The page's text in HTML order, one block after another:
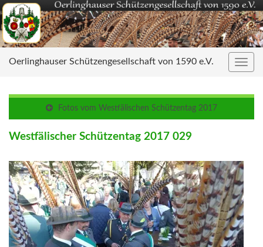
Oerlinghauser Schützengesellschaft von 1590 e.V.
Fotos vom Westfälischen Schützentag 2017
Westfälischer Schützentag 2017 029